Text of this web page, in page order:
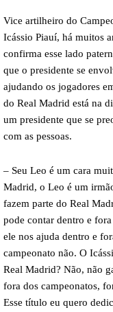
Vice artilheiro do
Icássio Piauí, há muitos
confirma esse lado
que o presidente se
ajudando os jogadores
do Real Madrid está na
um presidente que se
com as pessoas.
– Seu Leo é um cara
Madrid, o Leo é um
fazem parte do Real
pode contar dentro e
ele nos ajuda dentro e
campeonato não. O
Real Madrid? Não, não
fora dos campeonatos,
Esse título eu quero